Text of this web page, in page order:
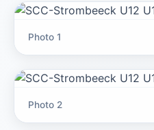
Contacts
Cotisation
Photo 1
Photo 2